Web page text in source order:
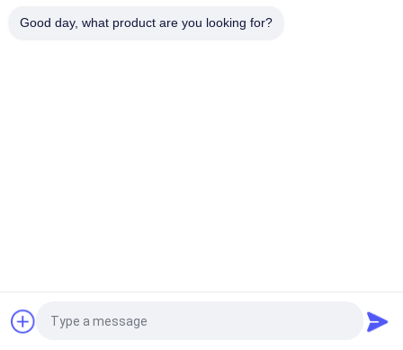
Poprosić o wycenę
Good day, what product are you looking for?